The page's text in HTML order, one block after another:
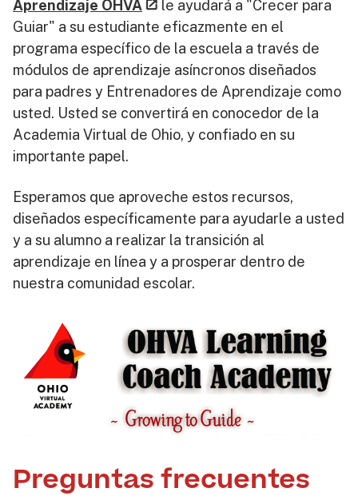
Aprendizaje OHVA
le ayudará a "Crecer para
Guiar" a su estudiante eficazmente en el
programa específico de la escuela a través de
módulos de aprendizaje asíncronos diseñados
para padres y Entrenadores de Aprendizaje como
usted. Usted se convertirá en conocedor de la
Academia Virtual de Ohio, y confiado en su
importante papel.
Esperamos que aproveche estos recursos,
diseñados específicamente para ayudarle a usted
y a su alumno a realizar la transición al
aprendizaje en línea y a prosperar dentro de
nuestra comunidad escolar.
Preguntas frecuentes